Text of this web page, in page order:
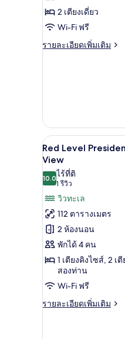
Premier
Family
Room
(2+1)
2 เตียงเดี่ยว
Wi-Fi ฟรี
รายละเอียดเพิ่มเติม
ราย
Family
Room
(2+1)
เปิด
ภาพถ่าย
ทั้งหมด
ของ
Red
Level
Presidential
Suite
Sea
and
Cathedral
View
5
Red Level
View
10.010.0 จาก 10
ไร้ที่ติ
1 รีวิว
(1
รีวิว)
วิวทะเล
112 ตารางเมตร
2 ห้องนอน
พักได้ 4 คน
1 เตียงคิงไซส์, 2
สองท่าน
Wi-Fi ฟรี
รายละเอียดเพิ่มเติม
ราย